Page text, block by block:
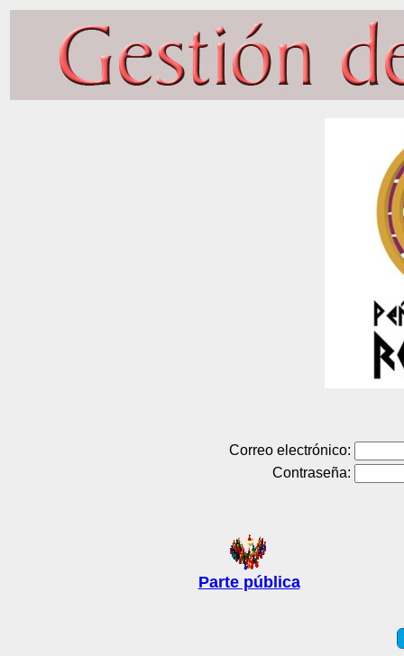
Correo electrónico:
Contraseña:
Parte pública